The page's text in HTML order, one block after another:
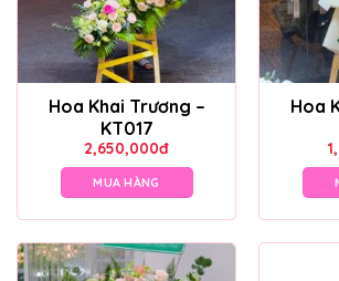
Hoa Khai Trương –
KT017
2,650,000đ
MUA HÀNG
Hoa